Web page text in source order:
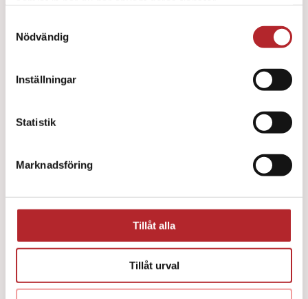
Nödvändig
Inställningar
Statistik
Marknadsföring
Tillåt alla
Tillåt urval
799kr